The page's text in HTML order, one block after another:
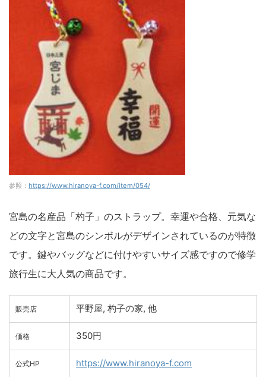
参照： https://www.hiranoya-f.com/item/054/
宮島の名産品「杓子」のストラップ。幸運や合格、元気な
どの文字と宮島のシンボルがデザインされているのが特徴
です。鍵やバッグなどに付けやすいサイズ感ですので修学
旅行生に大人気の商品です。
販売店 平野屋, 杓子の家, 他
価格 350円
公式HP https://www.hiranoya-f.com